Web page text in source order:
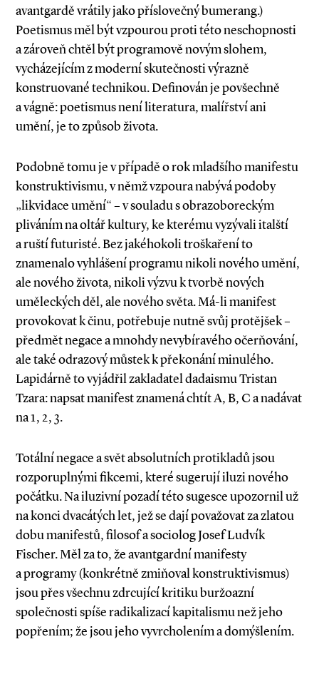
avantgardě vrátily jako příslovečný bumerang.)
Poetismus měl být vzpourou proti této neschopnosti
a zároveň chtěl být programově novým slohem,
vycházejícím z moderní skutečnosti výrazně
konstruované technikou. Definován je povšechně
a vágně: poetismus není literatura, malířství ani
umění, je to způsob života.
Podobně tomu je v případě o rok mladšího manifestu
konstruktivismu, v němž vzpoura nabývá podoby
„likvidace umění“ – v souladu s obrazoboreckým
pliváním na oltář kultury, ke kterému vyzývali italští
a ruští futuristé. Bez jakéhokoli troškaření to
znamenalo vyhlášení programu nikoli nového umění,
ale nového života, nikoli výzvu k tvorbě nových
uměleckých děl, ale nového světa. Má­-li manifest
provokovat k činu, potřebuje nutně svůj protějšek –
předmět negace a mnohdy nevybíravého očerňování,
ale také odrazový můstek k překonání minulého.
Lapidárně to vyjádřil zakladatel dadaismu Tristan
Tzara: napsat manifest znamená chtít A, B, C a nadávat
na 1, 2, 3.
Totální negace a svět absolutních protikladů jsou
rozporuplnými fikcemi, které sugerují iluzi nového
počátku. Na iluzivní pozadí této sugesce upozornil už
na konci dvacátých let, jež se dají považovat za zlatou
dobu manifestů, filosof a sociolog Josef Ludvík
Fischer. Měl za to, že avantgardní manifesty
a programy (konkrétně zmiňoval konstruktivismus)
jsou přes všechnu zdrcující kritiku buržoazní
společnosti spíše radikalizací kapitalismu než jeho
popřením; že jsou jeho vyvrcholením a domýšlením.